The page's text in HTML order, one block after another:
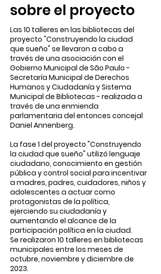
sobre el proyecto
Las 10 talleres en las bibliotecas del
proyecto "Construyendo la ciudad
que sueño" se llevaron a cabo a
través de una asociación con el
Gobierno Municipal de São Paulo -
Secretaría Municipal de Derechos
Humanos y Ciudadanía y Sistema
Municipal de Bibliotecas - realizada a
través de una enmienda
parlamentaria del entonces concejal
Daniel Annenberg.
La fase 1 del proyecto "Construyendo
la ciudad que sueño" utilizó lenguaje
ciudadano, conocimiento en gestión
pública y control social para incentivar
a madres, padres, cuidadores, niños y
adolescentes a actuar como
protagonistas de la política,
ejerciendo su ciudadanía y
aumentando el alcance de la
participación política en la ciudad.
Se realizaron 10 talleres en bibliotecas
municipales entre los meses de
octubre, noviembre y diciembre de
2023.